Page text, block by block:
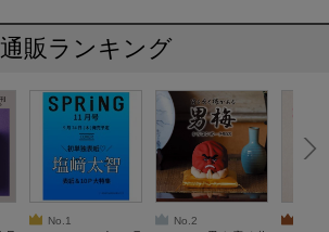
通販ランキング
No.1
No.2